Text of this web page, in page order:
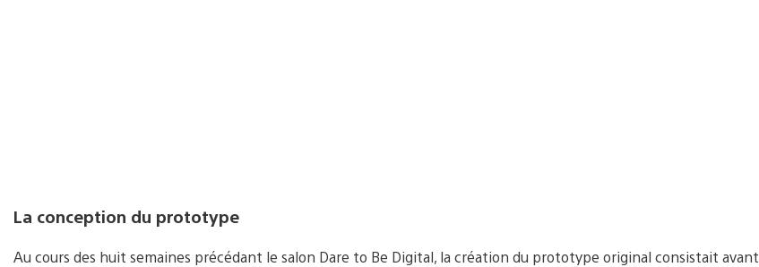
La conception du prototype
Au cours des huit semaines précédant le salon Dare to Be Digital, la création du prototype original consistait avant